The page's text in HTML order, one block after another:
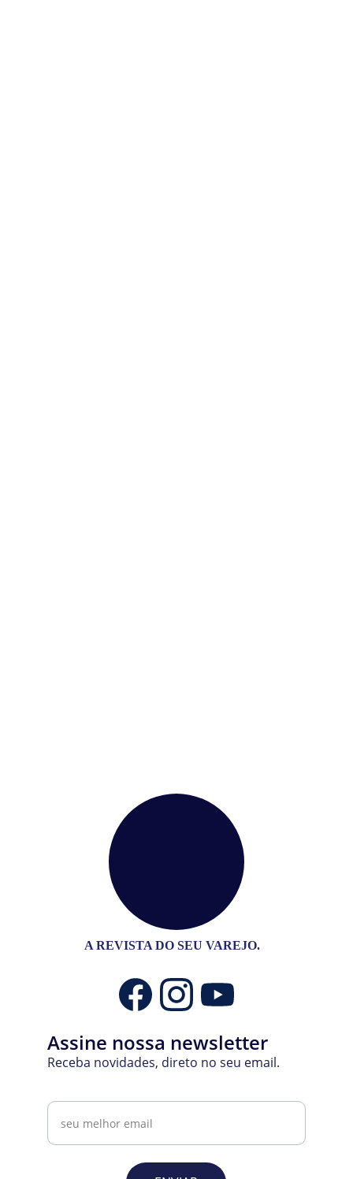
A REVISTA DO SEU VAREJO.
Receba novidades, direto no seu email.
Assine nossa newsletter